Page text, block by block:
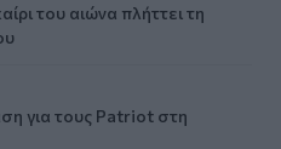
του αιώνα πλήττει τη
για τους Patriot στη